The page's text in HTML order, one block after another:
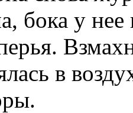
бока у нее
в